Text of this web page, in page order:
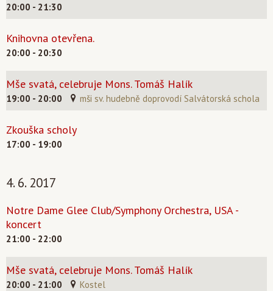
20:00 - 21:30
Knihovna otevřena.
20:00 - 20:30
Mše svatá, celebruje Mons. Tomáš Halík
19:00 - 20:00 mši sv. hudebně doprovodí Salvátorská schola
Zkouška scholy
17:00 - 19:00
4. 6. 2017
Notre Dame Glee Club/Symphony Orchestra, USA -
koncert
21:00 - 22:00
Mše svatá, celebruje Mons. Tomáš Halík
20:00 - 21:00 Kostel